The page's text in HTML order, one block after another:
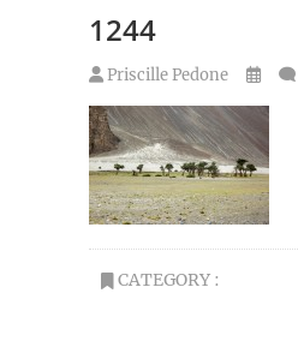
1244
Priscille Pedone
CATEGORY :